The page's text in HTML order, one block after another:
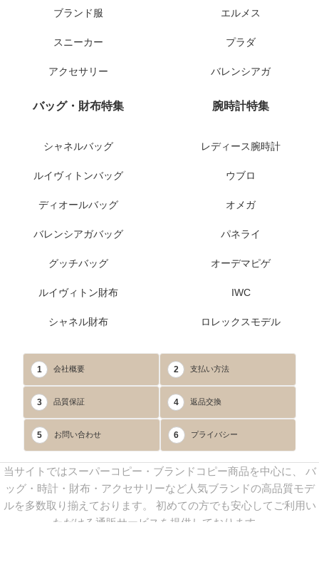
ブランド服
スニーカー
アクセサリー
エルメス
プラダ
バレンシアガ
バッグ・財布特集
シャネルバッグ
ルイヴィトンバッグ
ディオールバッグ
バレンシアガバッグ
グッチバッグ
ルイヴィトン財布
シャネル財布
腕時計特集
レディース腕時計
ウブロ
オメガ
パネライ
オーデマピゲ
IWC
ロレックスモデル
1 会社概要 2 支払い方法
3 品質保証 4 返品交換
5 お問い合わせ 6 プライバシー
当サイトではスーパーコピー・ブランドコピー商品を中心に、 バ
ッグ・時計・財布・アクセサリーなど人気ブランドの高品質モデ
ルを多数取り揃えております。 初めての方でも安心してご利用い
ただける通販サービスを提供しております。